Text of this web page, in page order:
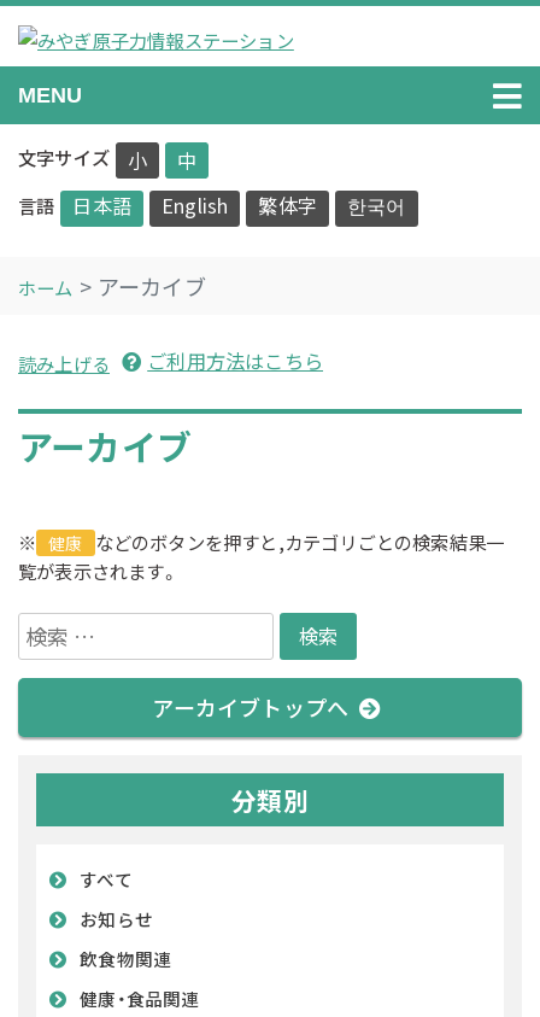
Skip
to
content
みやぎ原子力情報ステーション
原子力に関する情報を正確に分かりやすくお伝えします。
MENU
文字サイズ 小 中
言語 日本語 English 繁体字 한국어
ホーム アーカイブ
読み上げる ご利用方法はこちら
アーカイブ
※ 健康 などのボタンを押すと,カテゴリごとの検索結果一
覧が表示されます。
検
索:
アーカイブトップへ
分類別
すべて
お知らせ
飲食物関連
健康・食品関連